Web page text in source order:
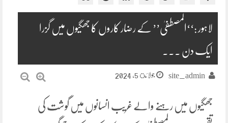
لاہور :‘‘المصطفیٰ’’ کے رضار کاروں کا جھگیوں میں گزرا
ایک دن ۔۔۔
site_admin جولائ 5, 2024
جھگیوں میں رہنے والے غریب انسانوں میں گوشت کی